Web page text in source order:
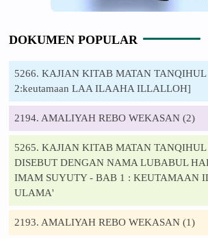
DOKUMEN POPULAR
5266. KAJIAN KITAB MATAN TANQIHUL
2:keutamaan LAA ILAAHA ILLALLOH]
2194. AMALIYAH REBO WEKASAN (2)
5265. KAJIAN KITAB MATAN TANQIHUL
DISEBUT DENGAN NAMA LUBABUL
IMAM SUYUTY - BAB 1 : KEUTAMAAN
ULAMA'
2193. AMALIYAH REBO WEKASAN (1)